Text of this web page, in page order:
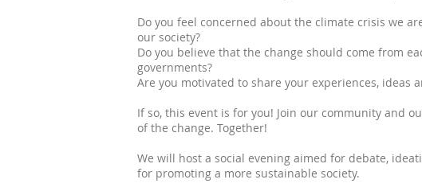
Do you feel concerned about the climate crisis we
our society?
Do you believe that the change should come from
governments?
Are you motivated to share your experiences, ideas
If so, this event is for you! Join our community and
of the change. Together!
We will host a social evening aimed for debate,
for promoting a more sustainable society.